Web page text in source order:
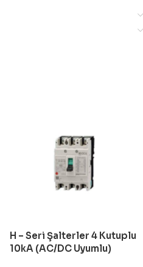
H – Seri Şalterler 4 Kutuplu
10kA (AC/DC Uyumlu)